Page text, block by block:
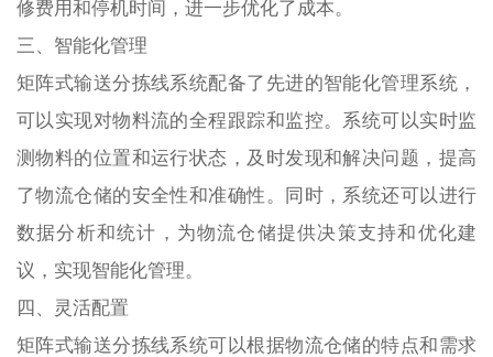
修费用和停机时间，进一步优化了成本。
三、智能化管理
矩阵式输送分拣线系统配备了先进的智能化管理系统，
可以实现对物料流的全程跟踪和监控。系统可以实时监
测物料的位置和运行状态，及时发现和解决问题，提高
了物流仓储的安全性和准确性。同时，系统还可以进行
数据分析和统计，为物流仓储提供决策支持和优化建
议，实现智能化管理。
四、灵活配置
矩阵式输送分拣线系统可以根据物流仓储的特点和需求